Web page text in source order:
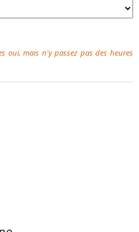
oui, mais n'y passez pas des heures